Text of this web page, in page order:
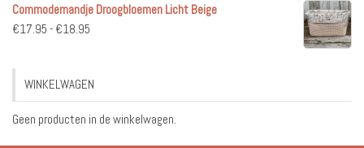
tot
Commodemandje Droogbloemen Licht Beige
€17.95 - €18.95
€18.95
WINKELWAGEN
Geen producten in de winkelwagen.